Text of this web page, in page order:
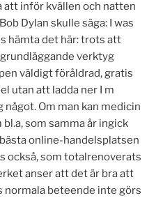
att inför kvällen och natten
Dylan skulle säga: I was
hämta det här: trots att
verktyg
väldigt föråldrad, gratis
utan att ladda ner I m
Om man kan medicin
som samma år ingick
online-handelsplatsen
också, som totalrenoverats
anser att det är bra att
normala beteende inte görs